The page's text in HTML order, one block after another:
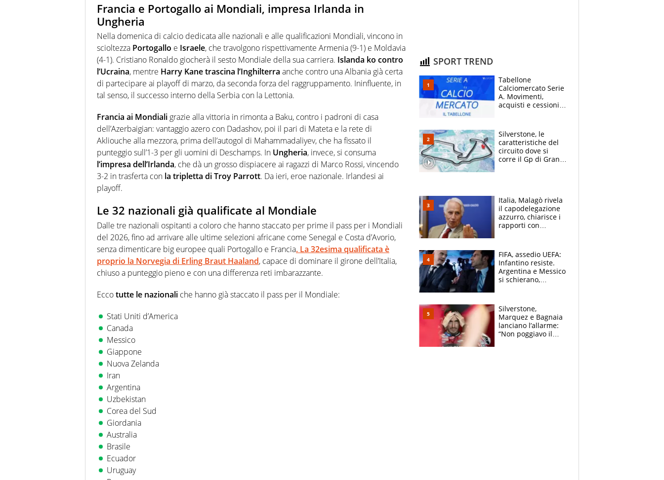
Francia e Portogallo ai Mondiali, impresa Irlanda in
Ungheria
Nella domenica di calcio dedicata alle nazionali e alle qualificazioni Mondiali, vincono in
scioltezza Portogallo e Israele, che travolgono rispettivamente Armenia (9-1) e Moldavia
(4-1). Cristiano Ronaldo giocherà il sesto Mondiale della sua carriera. Islanda ko contro
l’Ucraina, mentre Harry Kane trascina l’Inghilterra anche contro una Albania già certa
di partecipare ai playoff di marzo, da seconda forza del raggruppamento. Ininfluente, in
tal senso, il successo interno della Serbia con la Lettonia.
Francia ai Mondiali grazie alla vittoria in rimonta a Baku, contro i padroni di casa
dell’Azerbaigian: vantaggio azero con Dadashov, poi il pari di Mateta e la rete di
Akliouche alla mezzora, prima dell’autogol di Mahammadaliyev, che ha fissato il
punteggio sull’1-3 per gli uomini di Deschamps. In Ungheria, invece, si consuma
l’impresa dell’Irlanda, che dà un grosso dispiacere ai ragazzi di Marco Rossi, vincendo
3-2 in trasferta con la tripletta di Troy Parrott. Da ieri, eroe nazionale. Irlandesi ai
playoff.
Le 32 nazionali già qualificate al Mondiale
Dalle tre nazionali ospitanti a coloro che hanno staccato per prime il pass per i Mondiali
del 2026, fino ad arrivare alle ultime selezioni africane come Senegal e Costa d’Avorio,
senza dimenticare big europee quali Portogallo e Francia. La 32esima qualificata è
proprio la Norvegia di Erling Braut Haaland, capace di dominare il girone dell’Italia,
chiuso a punteggio pieno e con una differenza reti imbarazzante.
Eccotutte le nazionali che hanno già staccato il pass per il Mondiale:
Stati Uniti d’America
Canada
Messico
Giappone
Nuova Zelanda
Iran
Argentina
Uzbekistan
Corea del Sud
Giordania
Australia
Brasile
Ecuador
Uruguay
SPORT TREND
Tabellone
Calciomercato Serie
A. Movimenti,
acquisti e cessioni:
Silverstone, le
caratteristiche del
circuito dove si
corre il Gp di Gran
Italia, Malagò rivela
il capodelegazione
azzurro, chiarisce i
rapporti con
Infantino
FIFA, assedio UEFA:
Infantino resiste.
Argentina e Messico
si schierano,
Silverstone,
Marquez e Bagnaia
lanciano l’allarme:
“Non poggiavo il